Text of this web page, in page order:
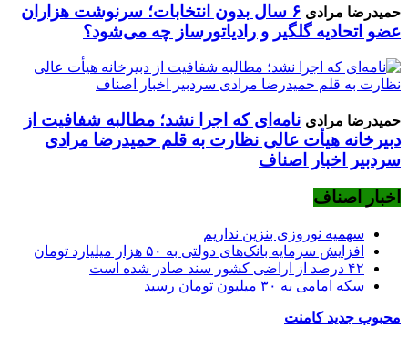
حمیدرضا مرادی
۶ سال بدون انتخابات؛ سرنوشت هزاران
عضو اتحادیه گلگیر و رادیاتورساز چه می‌شود؟
حمیدرضا مرادی نامه‌ای که اجرا نشد؛ مطالبه شفافیت از
دبیرخانه هیأت عالی نظارت به قلم حمیدرضا مرادی
سردبیر اخبار اصناف
اخبار اصناف
سهمیه نوروزی بنزین نداریم
افزایش سرمایه بانک‌های دولتی به ۵۰ هزار میلیارد تومان
۴۲ درصد از اراضی کشور سند صادر شده است
سکه امامی به ۳۰ میلیون تومان رسید
محبوب جدیدکامنت